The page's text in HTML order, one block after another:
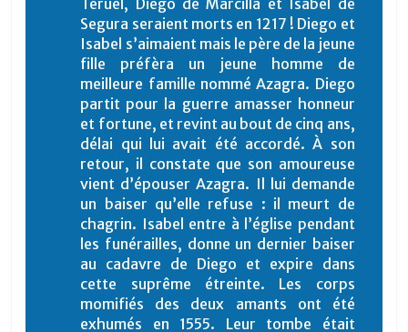
Teruel, Diego de Marcilla et Isabel de
Segura seraient morts en 1217 ! Diego et
Isabel s’aimaient mais le père de la jeune
fille préfèra un jeune homme de
meilleure famille nommé Azagra. Diego
partit pour la guerre amasser honneur
et fortune, et revint au bout de cinq ans,
délai qui lui avait été accordé. À son
retour, il constate que son amoureuse
vient d’épouser Azagra. Il lui demande
un baiser qu’elle refuse : il meurt de
chagrin. Isabel entre à l’église pendant
les funérailles, donne un dernier baiser
au cadavre de Diego et expire dans
cette suprême étreinte. Les corps
momifiés des deux amants ont été
exhumés en 1555. Leur tombe était